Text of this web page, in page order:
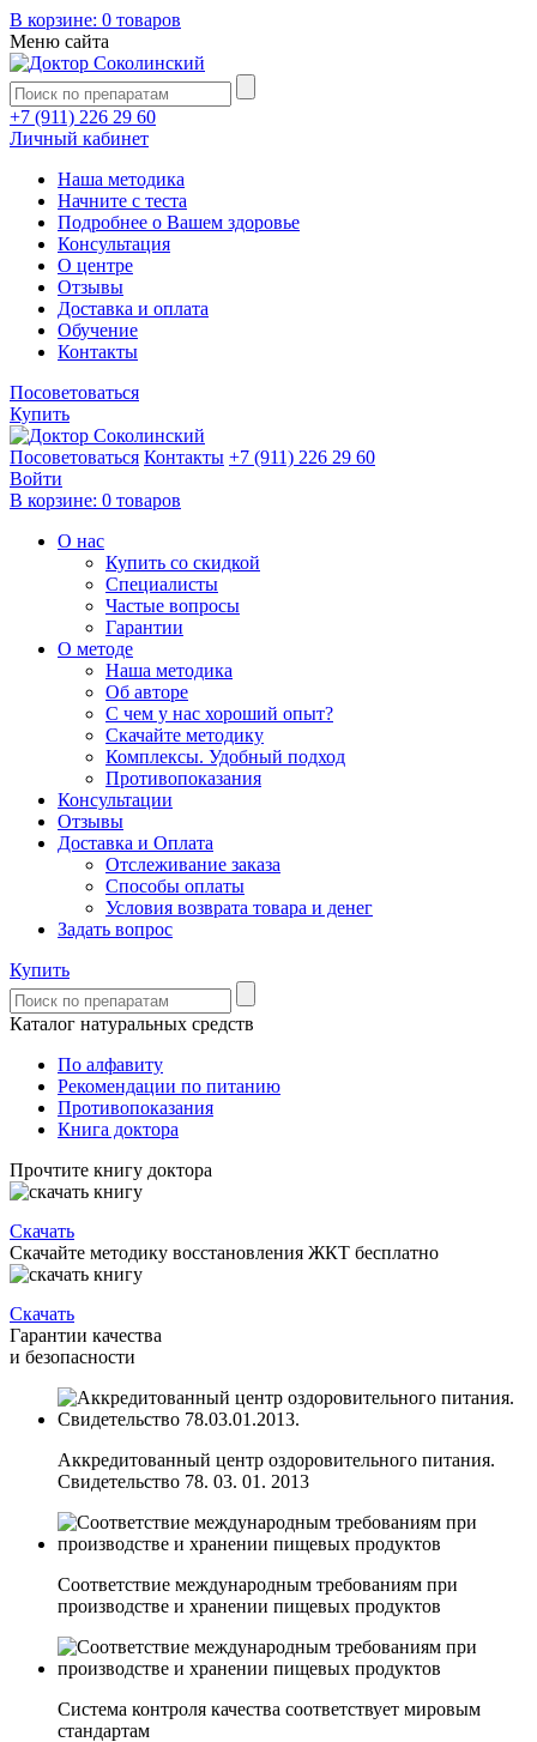
В корзине: 0 товаров
Меню сайта
+7 (911) 226 29 60
Личный кабинет
Наша методика
Начните с теста
Подробнее о Вашем здоровье
Консультация
О центре
Отзывы
Доставка и оплата
Обучение
Контакты
Посоветоваться
Купить
Посоветоваться Контакты +7 (911) 226 29 60
Войти
В корзине: 0 товаров
О нас
Купить со скидкой
Специалисты
Частые вопросы
Гарантии
О методе
Наша методика
Об авторе
С чем у нас хороший опыт?
Скачайте методику
Комплексы. Удобный подход
Противопоказания
Консультации
Отзывы
Доставка и Оплата
Отслеживание заказа
Способы оплаты
Условия возврата товара и денег
Задать вопрос
Купить
Каталог натуральных средств
По алфавиту
Рекомендации по питанию
Противопоказания
Книга доктора
Прочтите книгу доктора
Скачать
Скачайте методику восстановления ЖКТ бесплатно
Скачать
Гарантии качества
и безопасности
Аккредитованный центр оздоровительного питания.
Свидетельство 78. 03. 01. 2013
Соответствие международным требованиям при
производстве и хранении пищевых продуктов
Система контроля качества соответствует мировым
стандартам